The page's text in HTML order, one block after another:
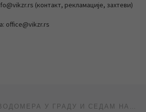
(контакт, рекламације, захтеви)
office@vikzr.rs